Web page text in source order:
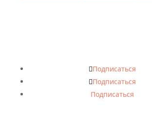
Подписаться
Подписаться
Подписаться